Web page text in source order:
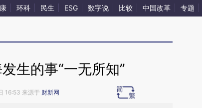
环科 民生 ESG 数字说 比较 中国改革 专题
生的事“一无所知”
16:53 来源于 财新网